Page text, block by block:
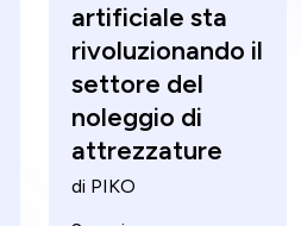
artificiale sta
rivoluzionando il
settore del
noleggio di
attrezzature
di PIKO